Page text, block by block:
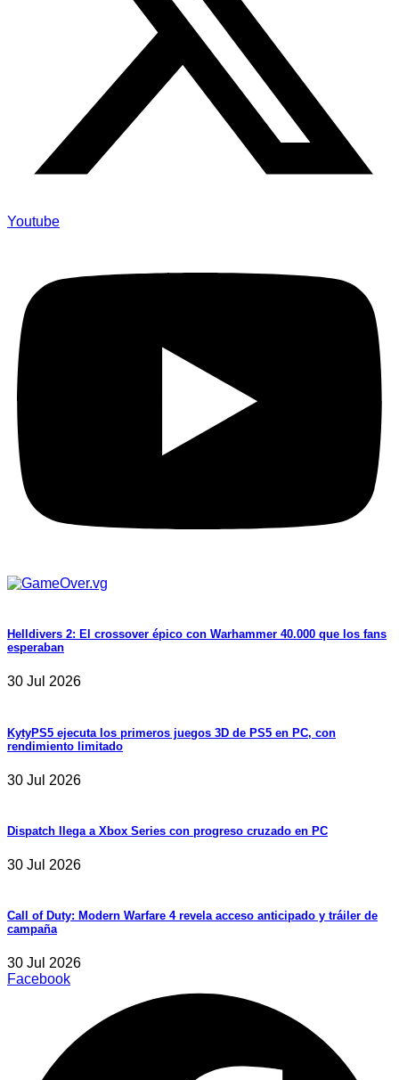
Youtube
Helldivers 2: El crossover épico con Warhammer 40.000 que los fans
esperaban
30 Jul 2026
KytyPS5 ejecuta los primeros juegos 3D de PS5 en PC, con
rendimiento limitado
30 Jul 2026
Dispatch llega a Xbox Series con progreso cruzado en PC
30 Jul 2026
Call of Duty: Modern Warfare 4 revela acceso anticipado y tráiler de
campaña
30 Jul 2026
Facebook